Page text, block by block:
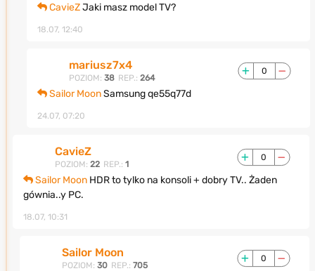
CavieZJaki masz model TV?
18.07, 12:40
mariusz7x4
POZIOM: 38 REP.: 264
0
Sailor MoonSamsung qe55q77d
24.07, 07:20
CavieZ
POZIOM: 22 REP.: 1
0
Sailor Moon HDR to tylko na konsoli + dobry TV.. Żaden
gównia..y PC.
18.07, 10:31
Sailor Moon
POZIOM: 30 REP.: 705
0